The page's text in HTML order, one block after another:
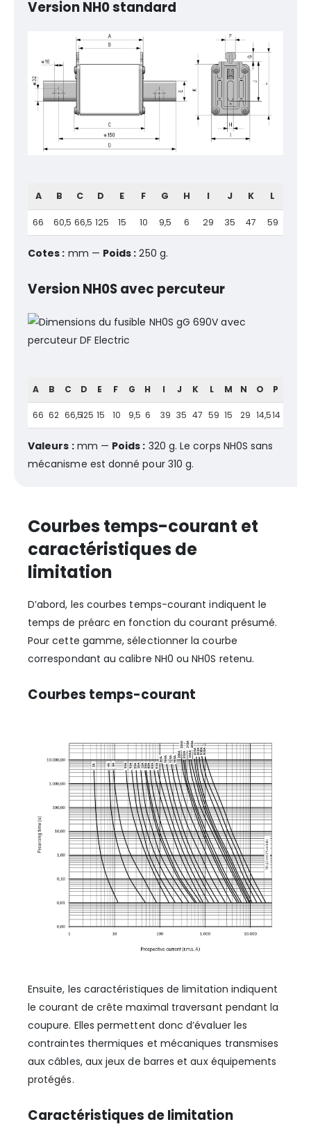
Version NH0 standard
A B C D E F G H I J K L
66 60,5 66,5 125 15 10 9,5 6 29 35 47 59
Cotes : mm — Poids : 250 g.
Version NH0S avec percuteur
A B C D E F G H I J K L M N O P
66 62 66,5125 15 10 9,5 6 39 35 47 59 15 29 14,514
Valeurs :mm — Poids : 320 g. Le corps NH0S sans
mécanisme est donné pour 310 g.
Courbes temps-courant et
caractéristiques de
limitation
D’abord, les courbes temps-courant indiquent le
temps de préarc en fonction du courant présumé.
Pour cette gamme, sélectionner la courbe
correspondant au calibre NH0 ou NH0S retenu.
Courbes temps-courant
Ensuite, les caractéristiques de limitation indiquent
le courant de crête maximal traversant pendant la
coupure. Elles permettent donc d’évaluer les
contraintes thermiques et mécaniques transmises
aux câbles, aux jeux de barres et aux équipements
protégés.
Caractéristiques de limitation